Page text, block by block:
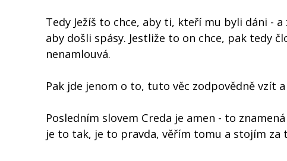
Tedy Ježíš to chce, aby ti, kteří mu byli dáni -
aby došli spásy. Jestliže to on chce, pak tedy
nenamlouvá.
Pak jde jenom o to, tuto věc zodpovědně vzít
Posledním slovem Creda je amen - to
je to tak, je to pravda, věřím tomu a stojím za